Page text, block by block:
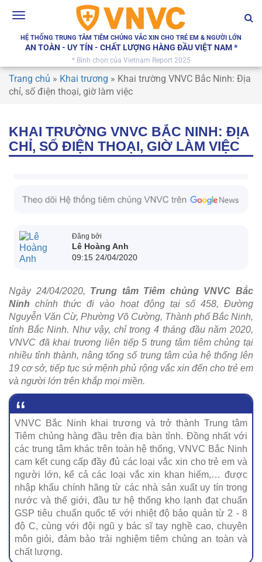
Toggle
HỆ THỐNG TRUNG TÂM TIÊM CHỦNG VẮC XIN CHO TRẺ EM & NGƯỜI LỚN
AN TOÀN - UY TÍN - CHẤT LƯỢNG HÀNG ĐẦU VIỆT NAM *
* Bình chọn của Vietnam Report 2025
Trang chủ » Khai trương » Khai trường VNVC Bắc Ninh: Địa
chỉ, số điện thoại, giờ làm việc
KHAI TRƯỜNG VNVC BẮC NINH: ĐỊA
CHỈ, SỐ ĐIỆN THOẠI, GIỜ LÀM VIỆC
Đăng bởi
Lê Hoàng Anh
09:15 24/04/2020
Ngày 24/04/2020, Trung tâm Tiêm chủng VNVC Bắc
Ninh chính thức đi vào hoạt động tại số 458, Đường
Nguyễn Văn Cừ, Phường Võ Cường, Thành phố Bắc Ninh,
tỉnh Bắc Ninh. Như vậy, chỉ trong 4 tháng đầu năm 2020,
VNVC đã khai trương liên tiếp 5 trung tâm tiêm chủng tại
nhiều tỉnh thành, nâng tổng số trung tâm của hệ thống lên
19 cơ sở, tiếp tục sứ mệnh phủ rộng vắc xin đến cho trẻ em
và người lớn trên khắp mọi miền.
VNVC Bắc Ninh khai trương và trở thành Trung tâm
Tiêm chủng hàng đầu trên địa bàn tỉnh. Đồng nhất với
các trung tâm khác trên toàn hệ thống, VNVC Bắc Ninh
cam kết cung cấp đầy đủ các loại vắc xin cho trẻ em và
người lớn, kể cả các loại vắc xin khan hiếm,… được
nhập khẩu chính hãng từ các nhà sản xuất uy tín trong
nước và thế giới, đầu tư hệ thống kho lạnh đạt chuẩn
GSP tiêu chuẩn quốc tế với nhiệt độ bảo quản từ 2 - 8
độ C, cùng với đội ngũ y bác sĩ tay nghề cao, chuyên
môn giỏi, đảm bảo trải nghiệm tiêm chủng an toàn và
chất lượng.